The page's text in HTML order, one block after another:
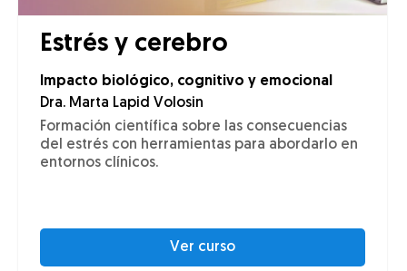
Estrés y cerebro
Impacto biológico, cognitivo y emocional
Dra. Marta Lapid Volosin
Formación científica sobre las consecuencias
del estrés con herramientas para abordarlo en
entornos clínicos.
Ver curso